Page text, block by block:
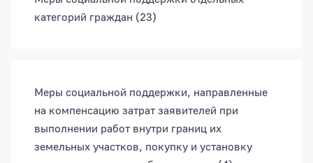
категорий граждан (23)
Меры социальной поддержки, направленные
на компенсацию затрат заявителей при
выполнении работ внутри границ их
земельных участков, покупку и установку